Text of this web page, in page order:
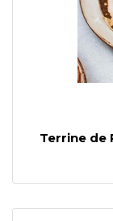
Terrine de